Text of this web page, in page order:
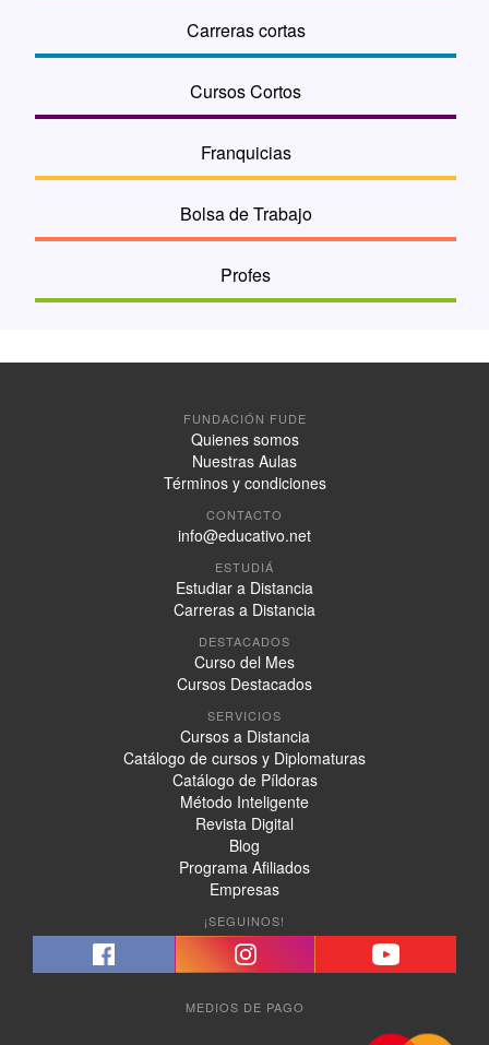
Carreras cortas
Cursos Cortos
Franquicias
Bolsa de Trabajo
Profes
FUNDACIÓN FUDE
Quienes somos
Nuestras Aulas
Términos y condiciones
CONTACTO
info@educativo.net
ESTUDIÁ
Estudiar a Distancia
Carreras a Distancia
DESTACADOS
Curso del Mes
Cursos Destacados
SERVICIOS
Cursos a Distancia
Catálogo de cursos y Diplomaturas
Catálogo de Píldoras
Método Inteligente
Revista Digital
Blog
Programa Afiliados
Empresas
¡SEGUINOS!
MEDIOS DE PAGO